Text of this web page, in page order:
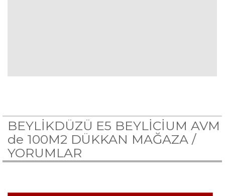
BEYLİKDÜZÜ E5 BEYLİCİUM AVM
de 100M2 DÜKKAN MAĞAZA /
YORUMLAR